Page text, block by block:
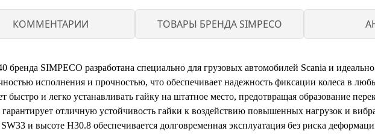
КОММЕНТАРИИ ТОВАРЫ БРЕНДА SIMPECO
бренда SIMPECO разработана специально для грузовых автомобилей Scania и
исполнения и прочностью, что обеспечивает надежность фиксации колеса в
быстро и легко устанавливать гайку на штатное место, предотвращая образование
отличную устойчивость гайки к воздействию повышенных нагрузок и
и высоте H30.8 обеспечивается долговременная эксплуатация без риска